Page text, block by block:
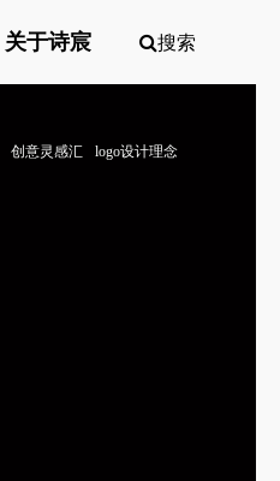
关于诗宸 搜索
创意灵感汇
logo设计理念